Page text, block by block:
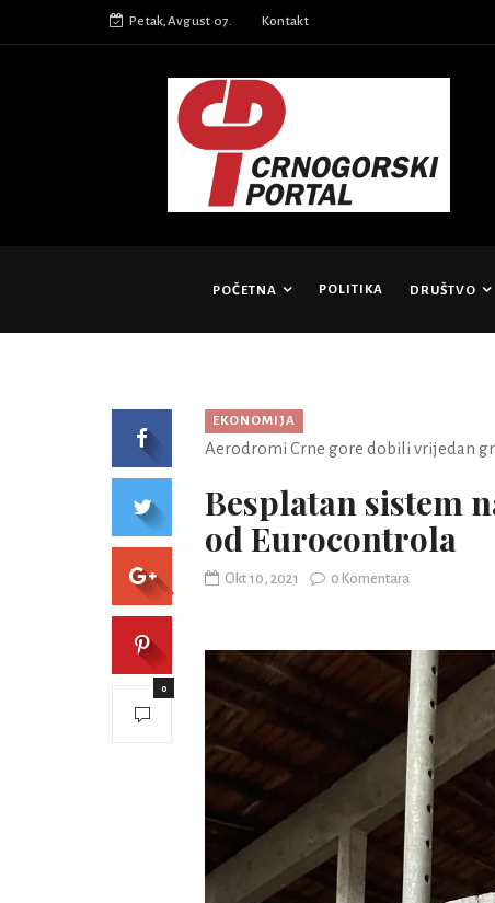
Petak,Avgust 07. Kontakt
POČETNA POLITIKA DRUŠTVO
EKONOMIJA
Aerodromi Crne gore dobili vrijedan
Besplatan sistem
od Eurocontrola
Okt 10, 2021 0 Komentara
0